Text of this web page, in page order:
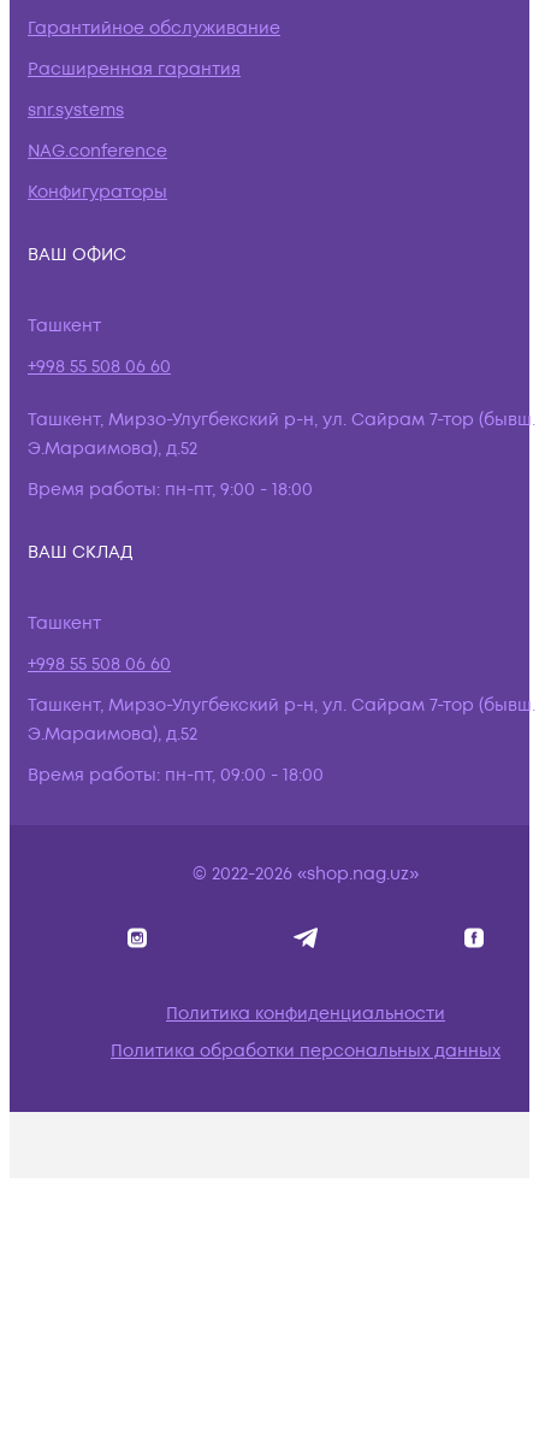
Гарантийное обслуживание
Расширенная гарантия
snr.systems
NAG.conference
Конфигураторы
ВАШ ОФИС
Ташкент
+998 55 508 06 60
Ташкент, Мирзо-Улугбекский р-н, ул. Сайрам 7-тор (бывш.
Э.Мараимова), д.52
Время работы: пн-пт, 9:00 - 18:00
ВАШ СКЛАД
Ташкент
+998 55 508 06 60
Ташкент, Мирзо-Улугбекский р-н, ул. Сайрам 7-тор (бывш.
Э.Мараимова), д.52
Время работы: пн-пт, 09:00 - 18:00
© 2022-2026 «shop.nag.uz»
Политика конфиденциальности
Политика обработки персональных данных